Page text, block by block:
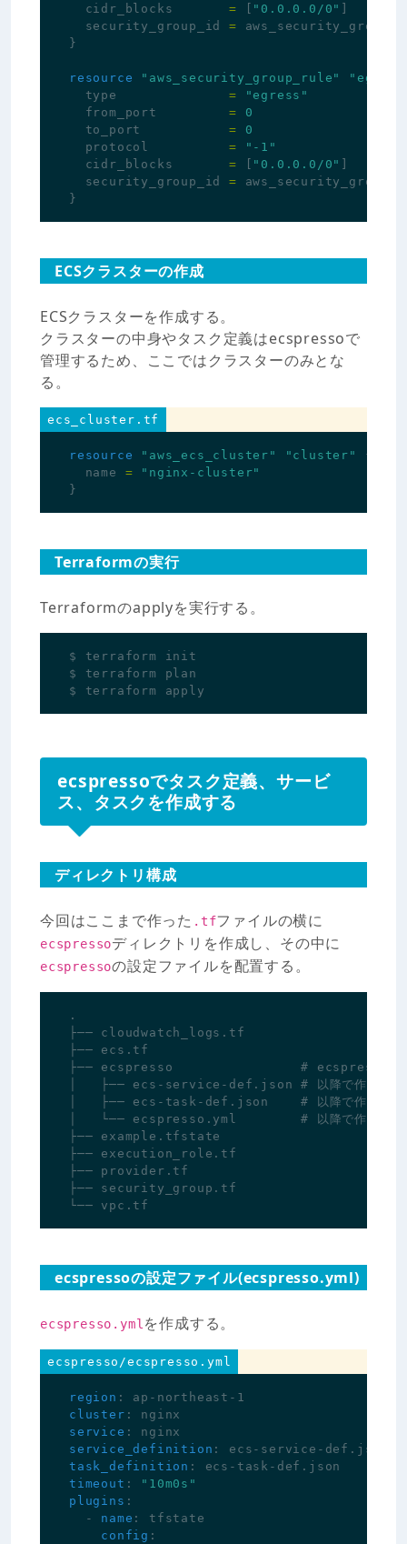
cidr_blocks = "0.0.0.0/0"
security_group_id
= aws_security_group
}
resource "aws_security_group_rule"
type
=
"egress"
from_port
=
0
to_port
=
0
protocol
=
"-1"
cidr_blocks
= "0.0.0.0/0"
security_group_id
= aws_security_group
}
ECSクラスターの作成
ECSクラスターを作成する。
クラスターの中身やタスク定義はecspressoで
管理するため、ここではクラスターのみとな
る。
ecs_cluster.tf
resource "aws_ecs_cluster" "cluster"
{
name
=
"nginx-cluster"
}
Terraformの実行
Terraformのapplyを実行する。
ecspressoでタスク定義、サービ
ス、タスクを作成する
ディレクトリ構成
今回はここまで作った .tfファイルの横に
ecspressoディレクトリを作成し、その中に
ecspressoの設定ファイルを配置する。
ecspressoの設定ファイル(ecspresso.yml)
ecspresso.yml を作成する。
ecspresso/ecspresso.yml
region :
ap-northeast-1
cluster :
nginx
service :
nginx
service_definition :
ecs-service-def.json
task_definition :
ecs-task-def.json
timeout :
"10m0s"
plugins :
- name :
tfstate
config :